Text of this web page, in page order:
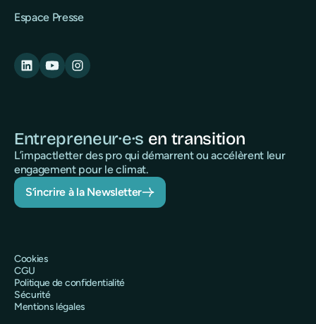
Espace Presse
Entrepreneur·e·s en transition
L’impactletter des pro qui démarrent ou accélèrent leur
engagement pour le climat.
S’incrire à la Newsletter
Cookies
CGU
Politique de confidentialité
Sécurité
Mentions légales